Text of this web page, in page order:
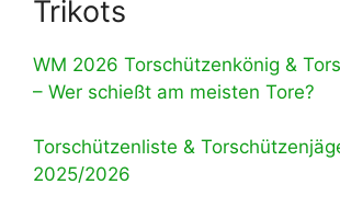
Trikots
WM 2026 Torschützenkönig &
– Wer schießt am meisten Tore?
Torschützenliste &
2025/2026